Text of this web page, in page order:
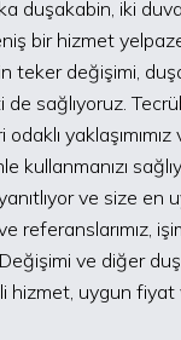
duşakabin, iki
bir hizmet
teker değişimi,
de sağlıyoruz.
kullanmanızı
ve size en
referanslarımız,
ve diğer
hizmet, uygun